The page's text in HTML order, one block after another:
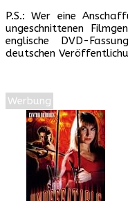
P.S.: Wer eine
ungeschnittenen
englische DVD-
deutschen
Werbung